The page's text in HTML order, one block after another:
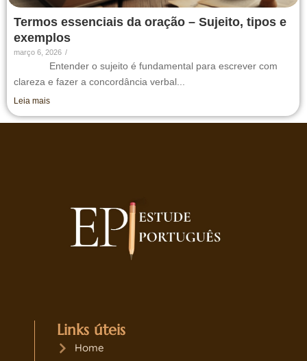
Termos essenciais da oração – Sujeito, tipos e
exemplos
março 6, 2026 /
Entender o sujeito é fundamental para escrever com
clareza e fazer a concordância verbal...
Leia mais
Links úteis
Home